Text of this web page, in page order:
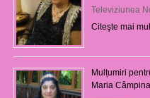
Televiziunea
Citeşte mai
Mulțumiri
Maria